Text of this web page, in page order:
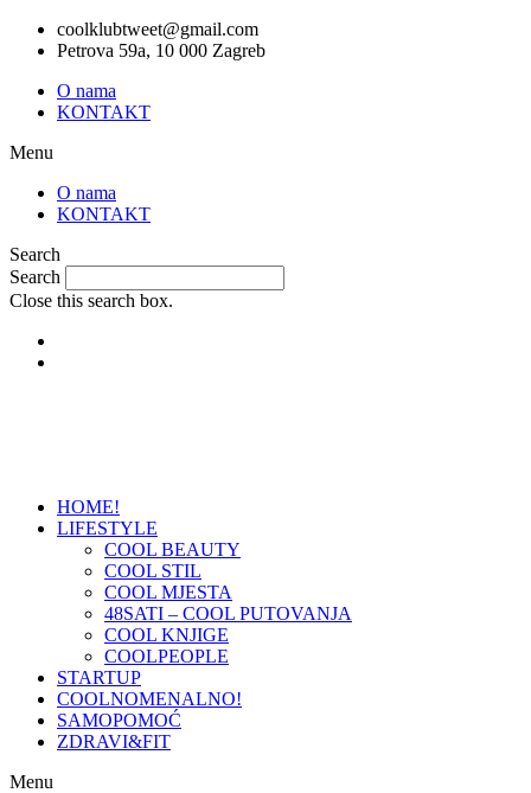
Skip
coolklubtweet@gmail.com
Petrova 59a, 10 000 Zagreb
O nama
KONTAKT
Menu
O nama
KONTAKT
Search
Search
Close this search box.
HOME!
LIFESTYLE
COOL BEAUTY
COOL STIL
COOL MJESTA
48SATI – COOL PUTOVANJA
COOL KNJIGE
COOLPEOPLE
STARTUP
COOLNOMENALNO!
SAMOPOMOĆ
ZDRAVI&FIT
Menu